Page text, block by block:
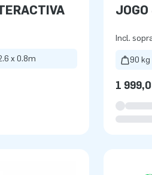
x 0.8m
Incl.
90 kg
1